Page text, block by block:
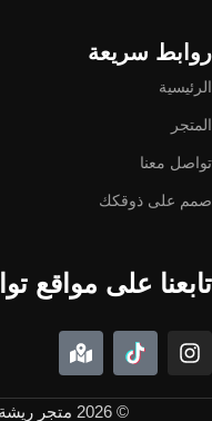
روابط سريعة
الرئيسية
المتجر
تواصل معنا
صمم على ذوقكك
تابعنا على مواقع
© 2026 متجر